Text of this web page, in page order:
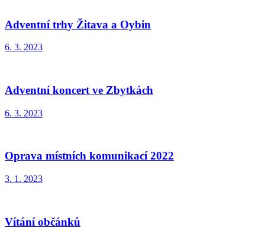
Adventní trhy Žitava a Oybin
6. 3. 2023
Adventní koncert ve Zbytkách
6. 3. 2023
Oprava místních komunikací 2022
3. 1. 2023
Vítání občánků